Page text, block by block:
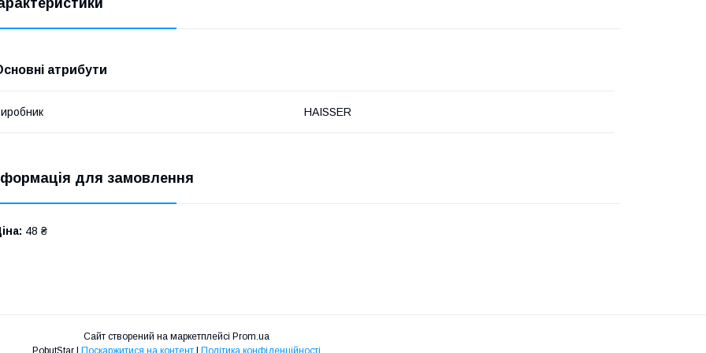
атрибути
HAISSER
для замовлення
48 ₴
Сайт створений на маркетплейсі Prom.ua